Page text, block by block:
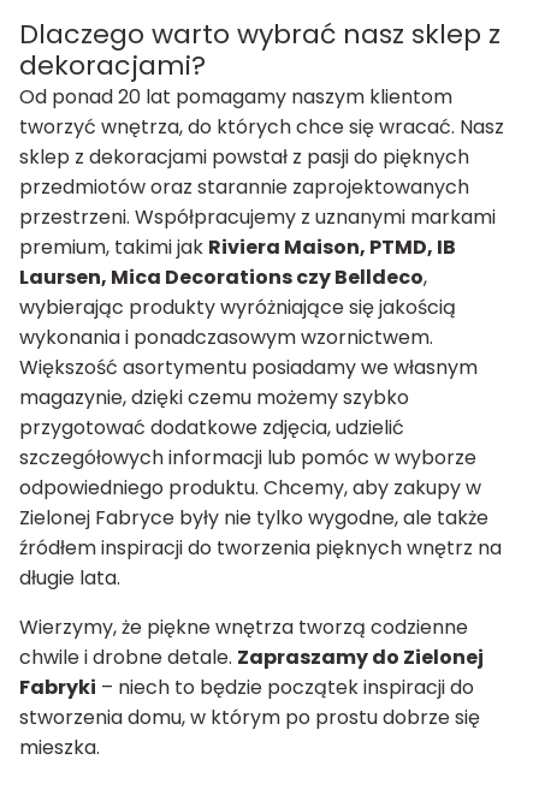
Dlaczego warto wybrać nasz sklep z
dekoracjami?
Od ponad 20 lat pomagamy naszym klientom
tworzyć wnętrza, do których chce się wracać. Nasz
sklep z dekoracjami powstał z pasji do pięknych
przedmiotów oraz starannie zaprojektowanych
przestrzeni. Współpracujemy z uznanymi markami
premium, takimi jak Riviera Maison, PTMD, IB
Laursen, Mica Decorations czy Belldeco,
wybierając produkty wyróżniające się jakością
wykonania i ponadczasowym wzornictwem.
Większość asortymentu posiadamy we własnym
magazynie, dzięki czemu możemy szybko
przygotować dodatkowe zdjęcia, udzielić
szczegółowych informacji lub pomóc w wyborze
odpowiedniego produktu. Chcemy, aby zakupy w
Zielonej Fabryce były nie tylko wygodne, ale także
źródłem inspiracji do tworzenia pięknych wnętrz na
długie lata.
Wierzymy, że piękne wnętrza tworzą codzienne
chwile i drobne detale. Zapraszamy do Zielonej
Fabryki – niech to będzie początek inspiracji do
stworzenia domu, w którym po prostu dobrze się
mieszka.